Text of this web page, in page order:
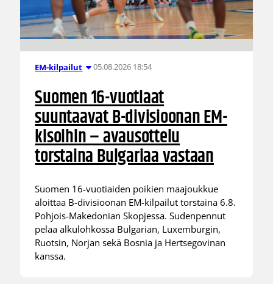
EM-kilpailut 05.08.2026 18:54
Suomen 16-vuotiaat
suuntaavat B-divisioonan EM-
kisoihin – avausottelu
torstaina Bulgariaa vastaan
Suomen 16-vuotiaiden poikien maajoukkue
aloittaa B-divisioonan EM-kilpailut torstaina 6.8.
Pohjois-Makedonian Skopjessa. Sudenpennut
pelaa alkulohkossa Bulgarian, Luxemburgin,
Ruotsin, Norjan sekä Bosnia ja Hertsegovinan
kanssa.